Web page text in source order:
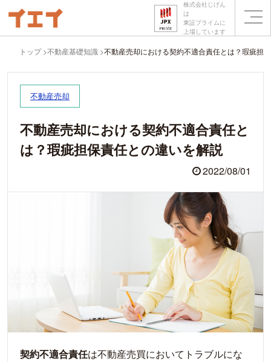
株式会社じげん
は
東証プライムに
上場しています
トップ 不動産基礎知識 不動産売却における契約不適合責任とは？瑕疵担
不動産売却
不動産売却における契約不適合責任と
は？瑕疵担保責任との違いを解説
2022/08/01
契約不適合責任は不動産売買においてトラブルにな